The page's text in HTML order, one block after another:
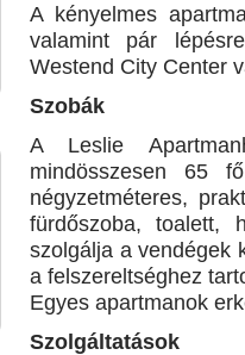
A kényelmes
valamint pár
Westend City Center
Szobák
A Leslie
mindösszesen 65
négyzetméteres,
fürdőszoba, toalett,
szolgálja a vendégek
a felszereltséghez
Egyes apartmanok
Szolgáltatások